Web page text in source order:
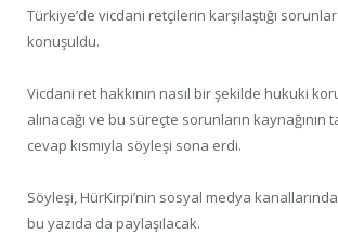
Türkiye’de vicdani retçilerin karşılaştığı
konuşuldu.
Vicdani ret hakkının nasıl bir şekilde hukuki
alınacağı ve bu süreçte sorunların kaynağının
cevap kısmıyla söyleşi sona erdi.
Söyleşi, HürKirpi’nin sosyal medya kanallarında
bu yazıda da paylaşılacak.